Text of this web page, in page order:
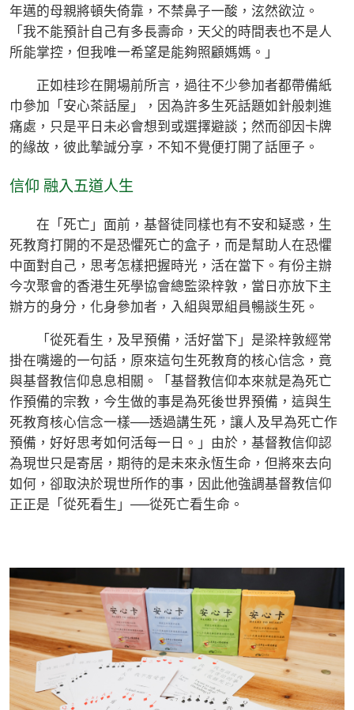
年邁的母親將頓失倚靠，不禁鼻子一酸，泫然欲泣。
「我不能預計自己有多長壽命，天父的時間表也不是人
所能掌控，但我唯一希望是能夠照顧媽媽。」
正如桂珍在開場前所言，過往不少參加者都帶備紙
巾參加「安心茶話屋」，因為許多生死話題如針般刺進
痛處，只是平日未必會想到或選擇避談；然而卻因卡牌
的緣故，彼此摯誠分享，不知不覺便打開了話匣子。
信仰 融入五道人生
在「死亡」面前，基督徒同樣也有不安和疑惑，生
死教育打開的不是恐懼死亡的盒子，而是幫助人在恐懼
中面對自己，思考怎樣把握時光，活在當下。有份主辦
今次聚會的香港生死學協會總監梁梓敦，當日亦放下主
辦方的身分，化身參加者，入組與眾組員暢談生死。
「從死看生，及早預備，活好當下」是梁梓敦經常
掛在嘴邊的一句話，原來這句生死教育的核心信念，竟
與基督教信仰息息相關。「基督教信仰本來就是為死亡
作預備的宗教，今生做的事是為死後世界預備，這與生
死教育核心信念一樣──透過講生死，讓人及早為死亡作
預備，好好思考如何活每一日。」由於，基督教信仰認
為現世只是寄居，期待的是未來永恆生命，但將來去向
如何，卻取決於現世所作的事，因此他強調基督教信仰
正正是「從死看生」──從死亡看生命。